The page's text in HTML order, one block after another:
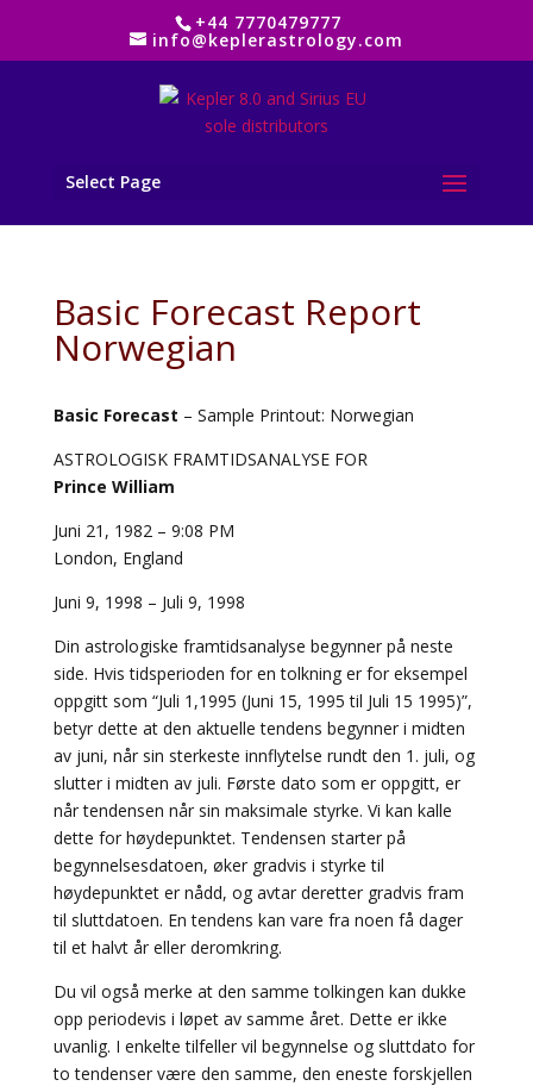
+44 7770479777
info@keplerastrology.com
Select Page
Basic Forecast Report
Norwegian
Basic Forecast – Sample Printout: Norwegian
ASTROLOGISK FRAMTIDSANALYSE FOR
Prince William
Juni 21, 1982 – 9:08 PM
London, England
Juni 9, 1998 – Juli 9, 1998
Din astrologiske framtidsanalyse begynner på neste
side. Hvis tidsperioden for en tolkning er for eksempel
oppgitt som “Juli 1,1995 (Juni 15, 1995 til Juli 15 1995)”,
betyr dette at den aktuelle tendens begynner i midten
av juni, når sin sterkeste innflytelse rundt den 1. juli, og
slutter i midten av juli. Første dato som er oppgitt, er
når tendensen når sin maksimale styrke. Vi kan kalle
dette for høydepunktet. Tendensen starter på
begynnelsesdatoen, øker gradvis i styrke til
høydepunktet er nådd, og avtar deretter gradvis fram
til sluttdatoen. En tendens kan vare fra noen få dager
til et halvt år eller deromkring.
Du vil også merke at den samme tolkingen kan dukke
opp periodevis i løpet av samme året. Dette er ikke
uvanlig. I enkelte tilfeller vil begynnelse og sluttdato for
to tendenser være den samme, den eneste forskjellen